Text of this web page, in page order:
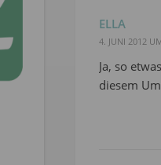
ELLA
4. JUNI 2012
Ja, so
diesem